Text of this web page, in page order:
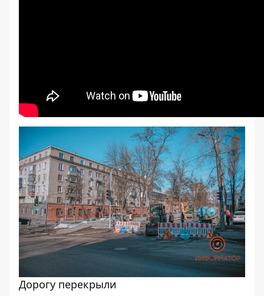
Дорогу перекрыли